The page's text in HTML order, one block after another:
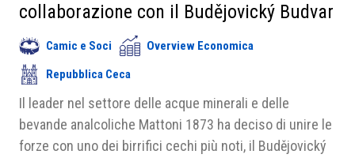
Partner
Progetti
Area riservata
collaborazione con il Budějovický Budvar
Camic e Soci
Overview Economica
Repubblica Ceca
Il leader nel settore delle acque minerali e delle
bevande analcoliche Mattoni 1873 ha deciso di unire le
forze con uno dei birrifici cechi più noti, il Budějovický